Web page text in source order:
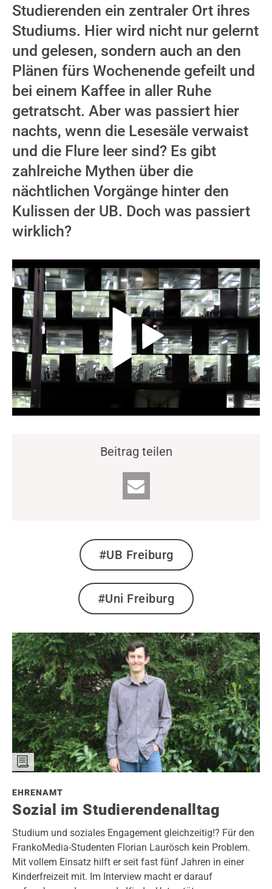
Studierenden ein zentraler Ort ihres
Studiums. Hier wird nicht nur gelernt
und gelesen, sondern auch an den
Plänen fürs Wochenende gefeilt und
bei einem Kaffee in aller Ruhe
getratscht. Aber was passiert hier
nachts, wenn die Lesesäle verwaist
und die Flure leer sind? Es gibt
zahlreiche Mythen über die
nächtlichen Vorgänge hinter den
Kulissen der UB. Doch was passiert
wirklich?
Video-Player überspringen
Beitrag teilen
#UB Freiburg
#Uni Freiburg
EHRENAMT
Sozial im Studierendenalltag
Studium und soziales Engagement gleichzeitig!? Für den
FrankoMedia-Studenten Florian Laurösch kein Problem.
Mit vollem Einsatz hilft er seit fast fünf Jahren in einer
Kinderfreizeit mit. Im Interview macht er darauf